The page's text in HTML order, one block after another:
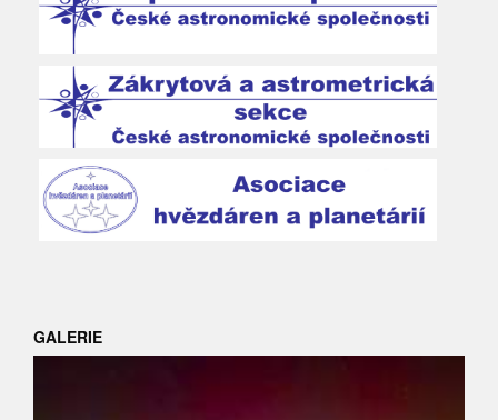
GALERIE